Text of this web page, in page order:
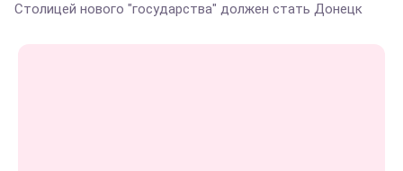
Столицей нового "государства" должен стать Донецк